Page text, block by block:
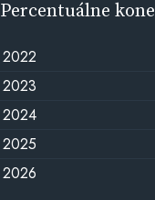
Percentuálne
2022
2023
2024
2025
2026